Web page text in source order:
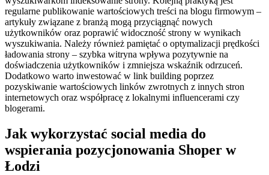
regularne publikowanie wartościowych treści na blogu firmowym –
artykuły związane z branżą mogą przyciągnąć nowych
użytkowników oraz poprawić widoczność strony w wynikach
wyszukiwania. Należy również pamiętać o optymalizacji prędkości
ładowania strony – szybka witryna wpływa pozytywnie na
doświadczenia użytkowników i zmniejsza wskaźnik odrzuceń.
Dodatkowo warto inwestować w link building poprzez
pozyskiwanie wartościowych linków zwrotnych z innych stron
internetowych oraz współpracę z lokalnymi influencerami czy
blogerami.
Jak wykorzystać social media do
wspierania pozycjonowania Shoper w
Łodzi